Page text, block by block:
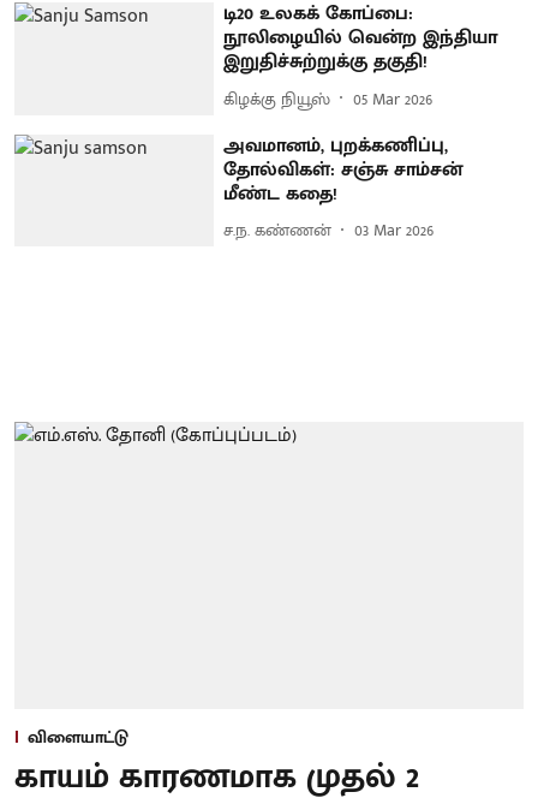
டி20 உலகக் கோப்பை:
நூலிழையில் வென்ற இந்தியா
இறுதிச்சுற்றுக்கு தகுதி!
கிழக்கு நியூஸ் 05 Mar 2026
அவமானம், புறக்கணிப்பு,
தோல்விகள்: சஞ்சு சாம்சன்
மீண்ட கதை!
ச.ந. கண்ணன் 03 Mar 2026
விளையாட்டு
காயம் காரணமாக முதல் 2